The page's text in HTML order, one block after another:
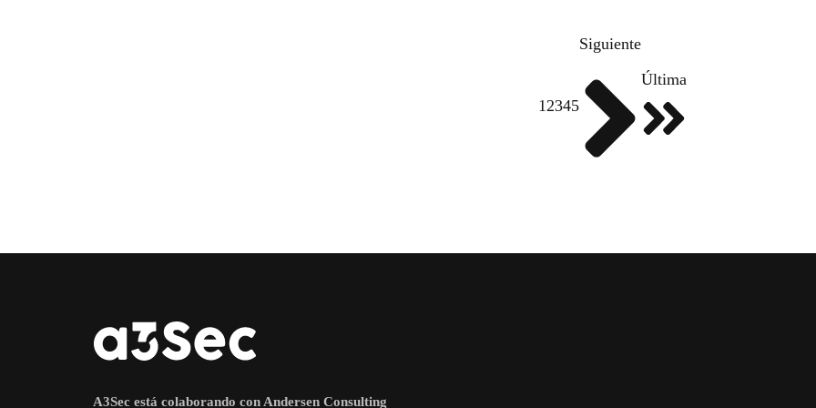
12345
Siguiente
Última
A3Sec está colaborando con Andersen Consulting